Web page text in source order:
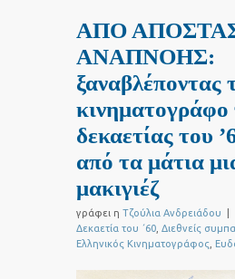
ΑΠΟ
ΑΝΑΠΝΟΗΣ:
ξαναβλέποντας
κινηματογράφο
δεκαετίας του
από τα μάτια
μακιγιέζ
γράφει η Τζούλια Ανδρειάδου
Δεκαετία του ΄60 Διεθνείς
Ελληνικός Κινηματογράφος